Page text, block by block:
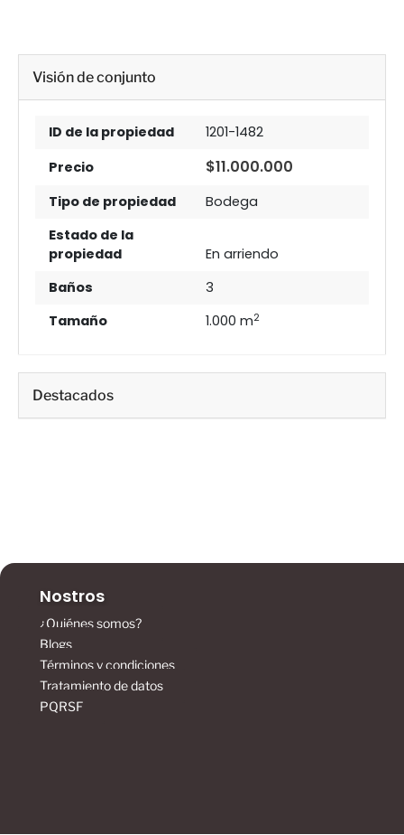
Visión de conjunto
ID de la propiedad
1201-1482
Precio
$11.000.000
Tipo de propiedad
Bodega
Estado de la
propiedad
En arriendo
Baños
3
Tamaño
1.000 m2
Destacados
Nostros
¿Quiénes somos?
Blogs
Términos y condiciones
Tratamiento de datos
PQRSF